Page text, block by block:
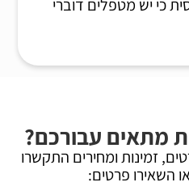
כי יש מטפלים דוברי
מתאים עבורכם?
זמינות ומחירים התקשרו
השאירו פרטים: